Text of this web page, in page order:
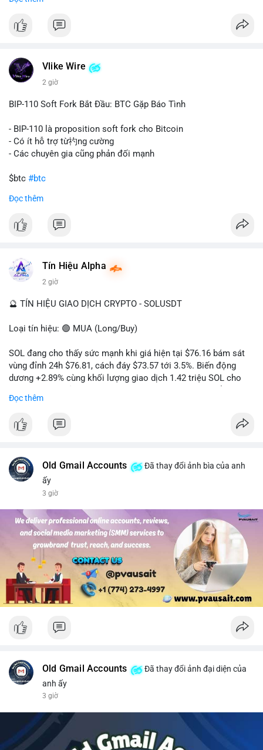
#dongtiencavoi
Nhận định phân tích:
Khối lượng 94.58 BTC trị giá hơn 6.15 triệu USD được di
này có thể phản ánh ba kịch bản chính: thứ nhất, cá voi đang
chuẩn bị thanh khoản bằng cách chuyển lên sàn giao dịch, tạo
để nắm giữ dài hạn, thể hiện niềm tin vào xu hướng tăng; thứ
tán rủi ro. Với mức giá 65K, khối lượng này không quá lớn để
gây sốc thanh khoản tức thời, nhưng vẫn đủ sức tạo biến động
tâm lý ngắn hạn nếu hướng đến sàn tập trung.
Lời khuyên cho nhà đầu tư nhỏ lẻ:
hướng đi của dòng tiền. Tránh hành động theo cảm xúc, ưu
rõ ràng về đích đến của số BTC này.
#dongtienlon
Vlike Wire
2 giờ
BIP-110 Soft Fork Bắt Đầu: BTC Gặp Báo Tình
- BIP-110 là proposition soft fork cho Bitcoin
- Có ít hỗ trợ từ礿ng cường
- Các chuyên gia cũng phản đối mạnh
$btc #btc
#vlikevn
📰 Nguồn: CoinDesk
Đọc thêm
Tín Hiệu Alpha
2 giờ
🔮 TÍN HIỆU GIAO DỊCH CRYPTO - SOLUSDT
Loại tín hiệu: 🟢 MUA (Long/Buy)
SOL đang cho thấy sức mạnh khi giá hiện tại $76.16 bám sát
vùng đỉnh 24h $76.81, cách đáy $73.57 tới 3.5%. Biến động
dương +2.89% cùng khối lượng giao dịch 1.42 triệu SOL cho
hoàn toàn nhịp điều chỉnh.
Khuyến nghị giao dịch cụ thể:
- Mục tiêu chốt lời: TP1: 77.50, TP2: 78.80
- Cắt lỗ: 74.90 (dưới vùng hỗ trợ gần nhất)
chốt 50% vị thế tại TP1 và dời stop loss về điểm hòa vốn.
#solusdt #longsol #vung76 #breakoutsol #lenhmuasol
Đọc thêm
Old Gmail Accounts
Đã thay đổi ảnh bìa của anh
ấy
3 giờ
Old Gmail Accounts
Đã thay đổi ảnh đại diện của
anh ấy
3 giờ